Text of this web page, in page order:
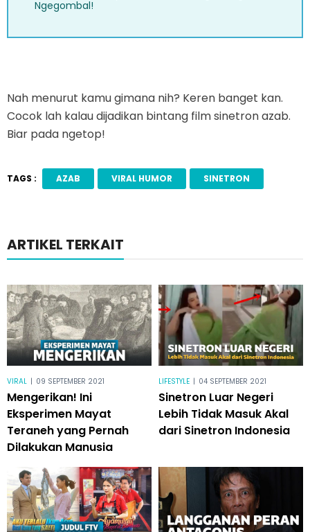
Ngegombal!
Nah menurut kamu gimana nih? Keren banget kan.
Cocok lah kalau dijadikan bintang film sinetron azab.
Biar pada ngetop!
TAGS : AZAB VIRAL HUMOR SINETRON
ARTIKEL TERKAIT
VIRAL | 09 SEPTEMBER 2021
Mengerikan! Ini
Eksperimen Mayat
Teraneh yang Pernah
Dilakukan Manusia
LIFESTYLE | 04 SEPTEMBER 2021
Sinetron Luar Negeri
Lebih Tidak Masuk Akal
dari Sinetron Indonesia